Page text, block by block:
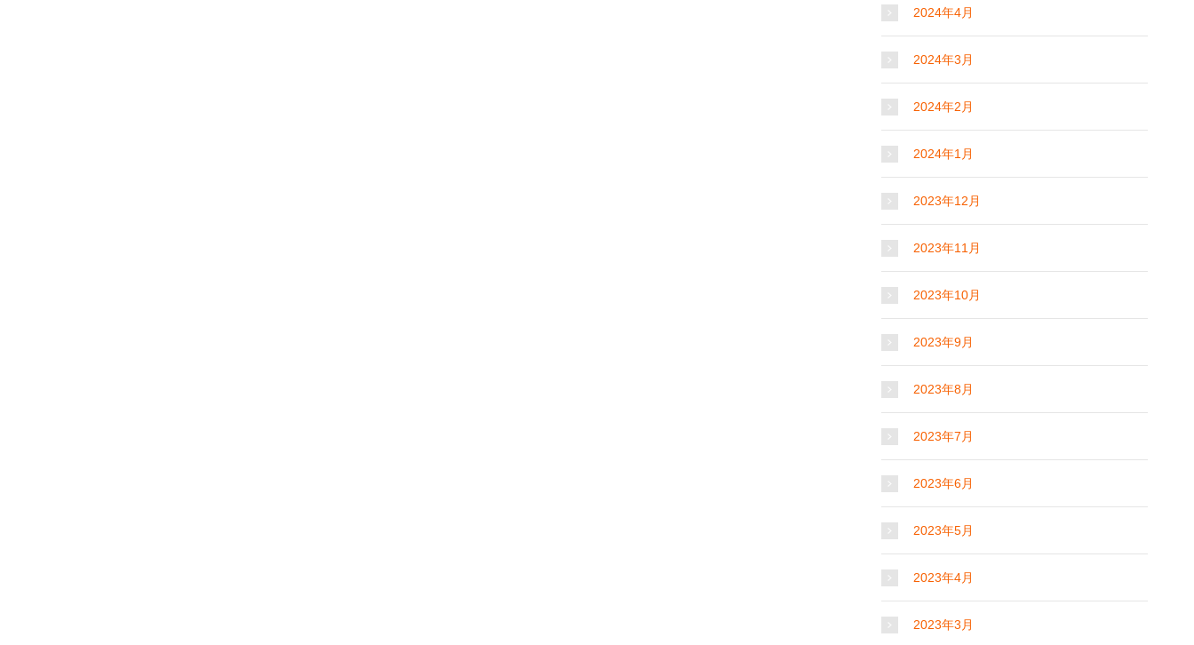
2024年4月
2024年3月
2024年2月
2024年1月
2023年12月
2023年11月
2023年10月
2023年9月
2023年8月
2023年7月
2023年6月
2023年5月
2023年4月
2023年3月